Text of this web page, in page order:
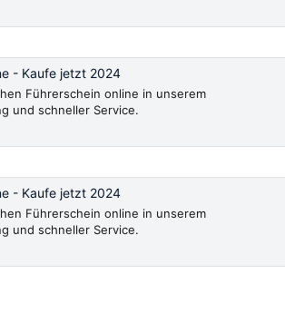
- Kaufe jetzt 2024
Führerschein online in unserem
und schneller Service.
- Kaufe jetzt 2024
Führerschein online in unserem
und schneller Service.